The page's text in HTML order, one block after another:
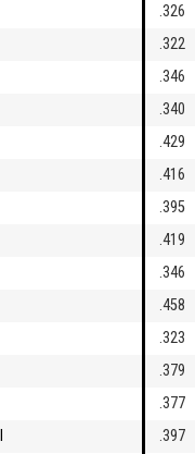
.326
.322
.346
.340
.429
.416
.395
.419
.346
.458
.323
.379
.377
.397